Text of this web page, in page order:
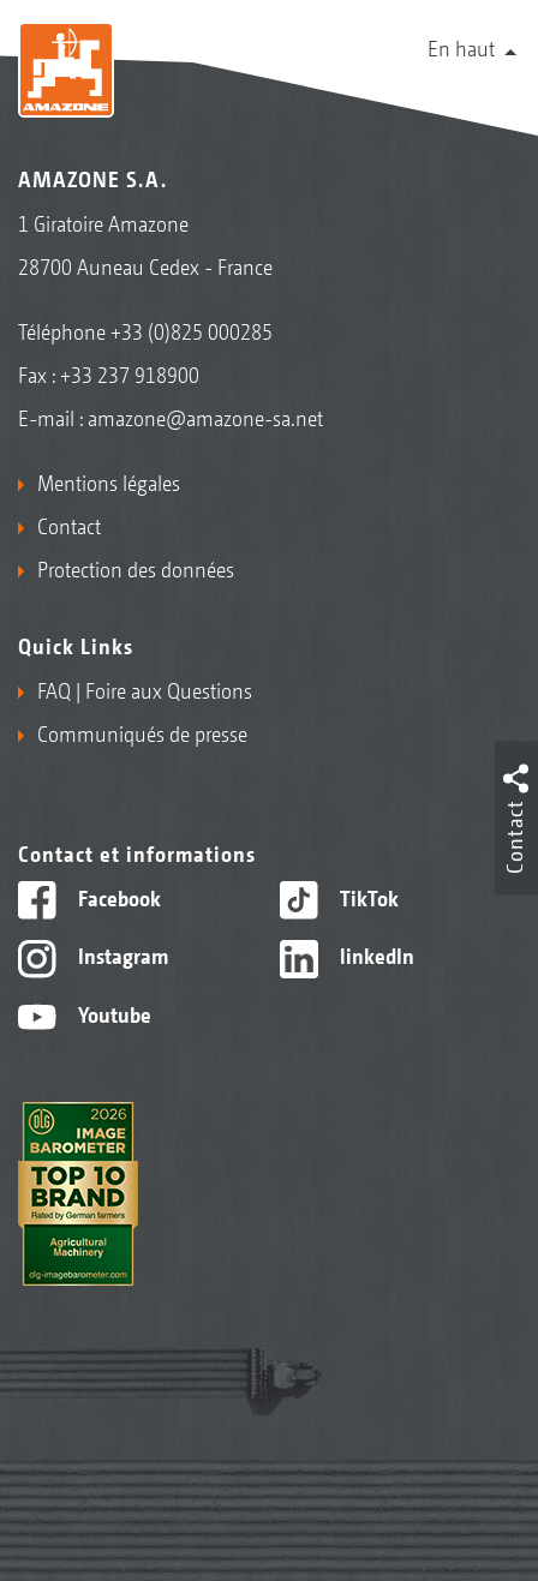
En haut
AMAZONE S.A.
1 Giratoire Amazone
28700 Auneau Cedex - France
Téléphone+33 (0)825 000285
Fax : +33 237 918900
E-mail : amazone@amazone-sa.net
Mentions légales
Contact
Protection des données
Quick Links
FAQ | Foire aux Questions
Communiqués de presse
Contact et informations
Facebook
Instagram
Youtube
TikTok
linkedIn
Contact